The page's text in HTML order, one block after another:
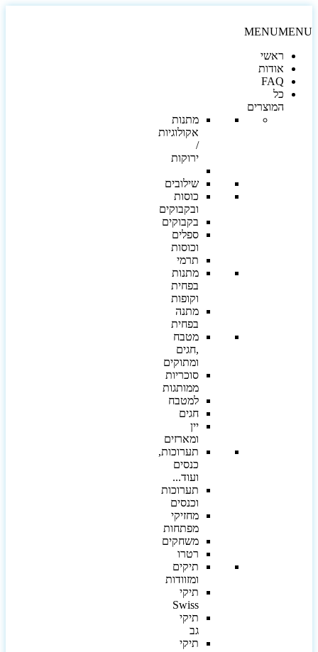
MENU
ראשי
אודות
FAQ
כל
המוצרים
מתנות
אקולוגיות
ירוקות
שילובים
כוסות
ובקבוקים
בקבוקים
ספלים
וכוסות
תרמי
מתנות
בפחית
וקופות
מתנה
בפחית
מטבח
,חגים
ומתוקים
סוכריות
ממותגות
למטבח
חגים
יין
ומארזים
תערוכות,
כנסים
ועוד...
תערוכות
וכנסים
מחזיקי
מפתחות
משחקים
רטרו
תיקים
ומזוודות
תיקי
Swiss
תיקי
תיקי